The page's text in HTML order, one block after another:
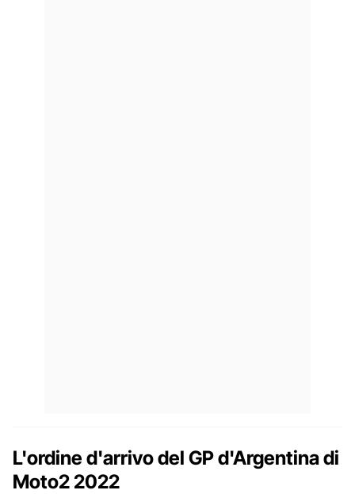
L'ordine d'arrivo del GP d'Argentina di
Moto2 2022